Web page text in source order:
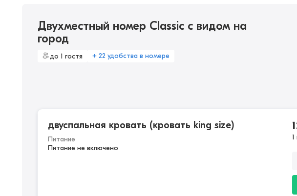
Двухместный номер Classic с видом на
город
до 1 гостя + 22 удобства в номере
двуспальная кровать (кровать king size)
Питание
Питание не включено